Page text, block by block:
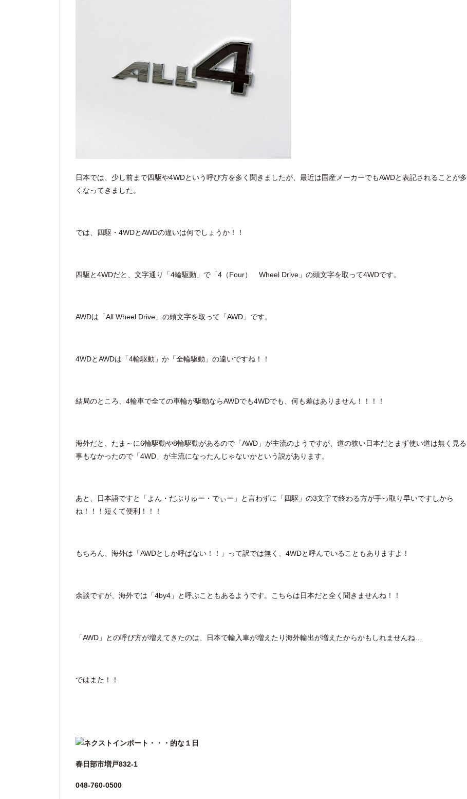
日本では、少し前まで四駆や4WDという呼び方を多く聞きましたが、最近は国産メーカーでもAWDと表記されることが多
くなってきました。
では、四駆・4WDとAWDの違いは何でしょうか！！
四駆と4WDだと、文字通り「4輪駆動」で「4（Four） Wheel Drive」の頭文字を取って4WDです。
AWDは「All Wheel Drive」の頭文字を取って「AWD」です。
4WDとAWDは「4輪駆動」か「全輪駆動」の違いですね！！
結局のところ、4輪車で全ての車輪が駆動ならAWDでも4WDでも、何も差はありません！！！！
海外だと、たま～に6輪駆動や8輪駆動があるので「AWD」が主流のようですが、道の狭い日本だとまず使い道は無く見る
事もなかったので「4WD」が主流になったんじゃないかという説があります。
あと、日本語ですと「よん・だぶりゅー・でぃー」と言わずに「四駆」の3文字で終わる方が手っ取り早いですしから
ね！！！短くて便利！！！
もちろん、海外は「AWDとしか呼ばない！！」って訳では無く、4WDと呼んでいることもありますよ！
余談ですが、海外では「4by4」と呼ぶこともあるようです。こちらは日本だと全く聞きませんね！！
「AWD」との呼び方が増えてきたのは、日本で輸入車が増えたり海外輸出が増えたからかもしれませんね…
ではまた！！
春日部市増戸832-1
048-760-0500